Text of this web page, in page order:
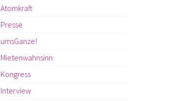
Atomkraft
Presse
umsGanze!
Mietenwahnsinn
Kongress
Interview